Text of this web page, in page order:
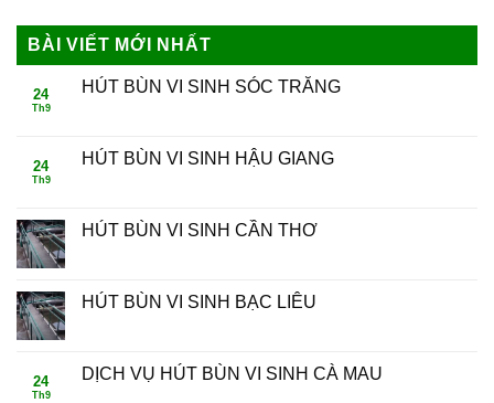
BÀI VIẾT MỚI NHẤT
24
Th9
HÚT BÙN VI SINH SÓC TRĂNG
24
Th9
HÚT BÙN VI SINH HẬU GIANG
HÚT BÙN VI SINH CẦN THƠ
HÚT BÙN VI SINH BẠC LIÊU
24
Th9
DỊCH VỤ HÚT BÙN VI SINH CÀ MAU